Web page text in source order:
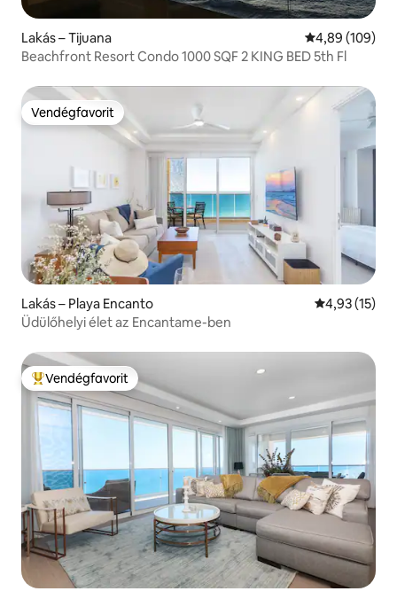
Lakás – Tijuana Átlagos
4,89 (109)
Beachfront Resort Condo 1000 SQF 2 KING BED 5th Fl
Vendégfavorit
Vendégfavorit
Lakás – Playa Encanto Átlagos
4,93 (15)
Üdülőhelyi élet az Encantame-ben
Kiemelt vendégfavorit
Vendégfavorit